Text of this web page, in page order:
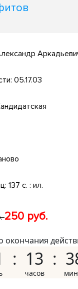
05.17.03
137 с. : ил.
250 руб.
окончания
13